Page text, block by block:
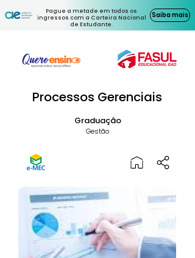
Pague a metade em todos os
ingressos com a Carteira Nacional
de Estudante.
Saiba mais
Processos Gerenciais
Graduação
Gestão